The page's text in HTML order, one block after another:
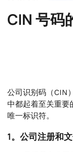
CIN 号码
公司识别码（CIN
中都起着至关重要
唯一标识符。
1。公司注册和